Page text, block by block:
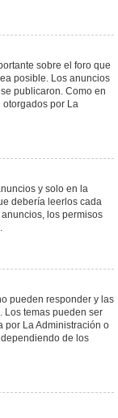
sobre el foro que
posible. Los anuncios
publicaron. Como en
otorgados por La
y solo en la
debería leerlos cada
los permisos
pueden responder y las
Los temas pueden ser
por La Administración o
de los